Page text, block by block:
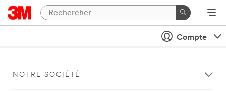
Compte
NOTRE SOCIÉTÉ